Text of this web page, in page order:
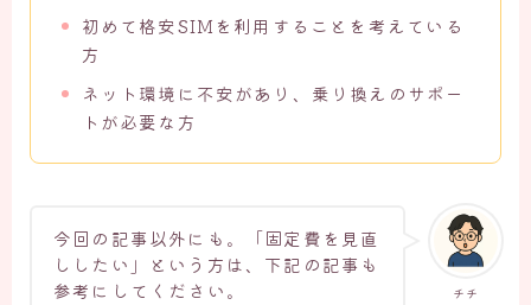
初めて格安SIMを利用することを考えている
方
ネット環境に不安があり、乗り換えのサポー
トが必要な方
チチ
今回の記事以外にも。「固定費を見直
ししたい」という方は、下記の記事も
参考にしてください。